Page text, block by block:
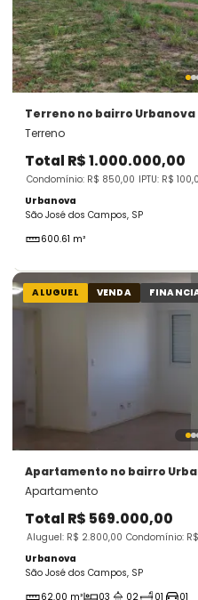
Terreno no bairro Urbanova
Terreno
Total R$ 1.000.000,00
Condomínio: R$ 850,00 IPTU: R$
Urbanova
São José dos Campos, SP
600.61 m²
ALUGUEL VENDA
Apartamento no bairro
Apartamento
Total R$ 569.000,00
Aluguel: R$ 2.800,00 Condomínio:
Urbanova
São José dos Campos, SP
62.00 m²
03 02 01 01